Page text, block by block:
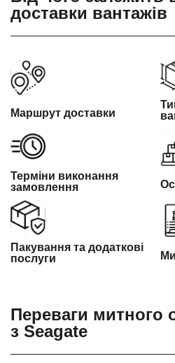
доставки вантажів
Маршрут доставки
Терміни виконання
замовлення
Пакування та додаткові
послуги
Переваги
з Seagate